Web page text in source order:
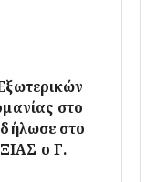
στο
στο
ο Γ.